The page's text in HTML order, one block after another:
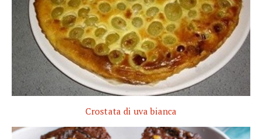
Crostata di uva bianca